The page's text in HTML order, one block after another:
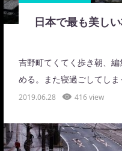
日本で最も美し
吉野町てくてく歩き朝、
める。また寝過ごしてし
2019.06.28 416 view